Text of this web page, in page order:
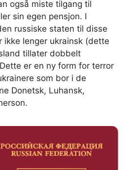
også miste tilgang til
sin egen pensjon. I
russiske staten til disse
ikke lenger ukrainsk (dette
tillater dobbelt
er en ny form for terror
som bor i de
Donetsk, Luhansk,